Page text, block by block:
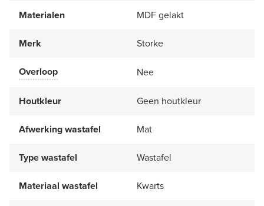
Materialen
MDF gelakt
Merk Storke
Overloop Nee
Houtkleur Geen houtkleur
Afwerking wastafel Mat
Type wastafel Wastafel
Materiaal wastafel Kwarts